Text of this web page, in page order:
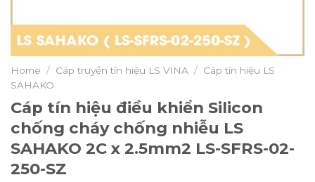
Home / Cáp truyền tín hiệu LS VINA / Cáp tín hiệu LS
SAHAKO
Cáp tín hiệu điều khiển Silicon
chống cháy chống nhiễu LS
SAHAKO 2C x 2.5mm2 LS-SFRS-02-
250-SZ